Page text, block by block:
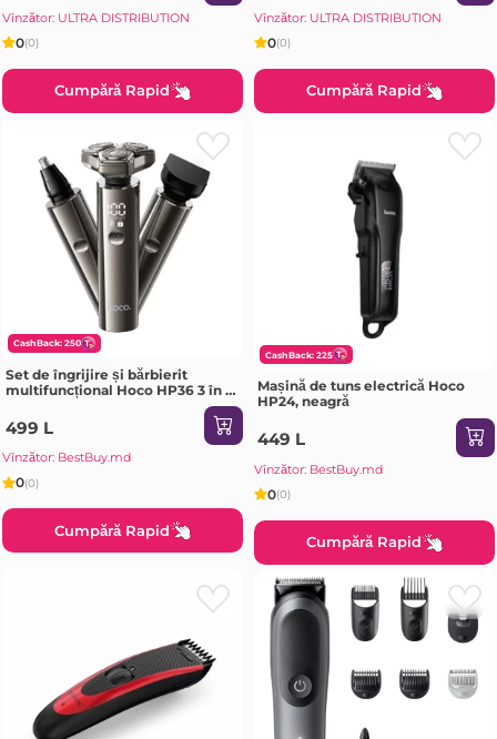
Vînzător: ULTRA DISTRIBUTION
0(0)
Cumpără Rapid
Vînzător: ULTRA DISTRIBUTION
0(0)
Cumpără Rapid
CashBack: 250
Set de îngrijire și bărbierit
multifuncțional Hoco HP36 3 în 1,
499 L
Vînzător: BestBuy.md
0(0)
Cumpără Rapid
CashBack: 225
Mașină de tuns electrică Hoco
HP24, neagră
449 L
Vînzător: BestBuy.md
0(0)
Cumpără Rapid